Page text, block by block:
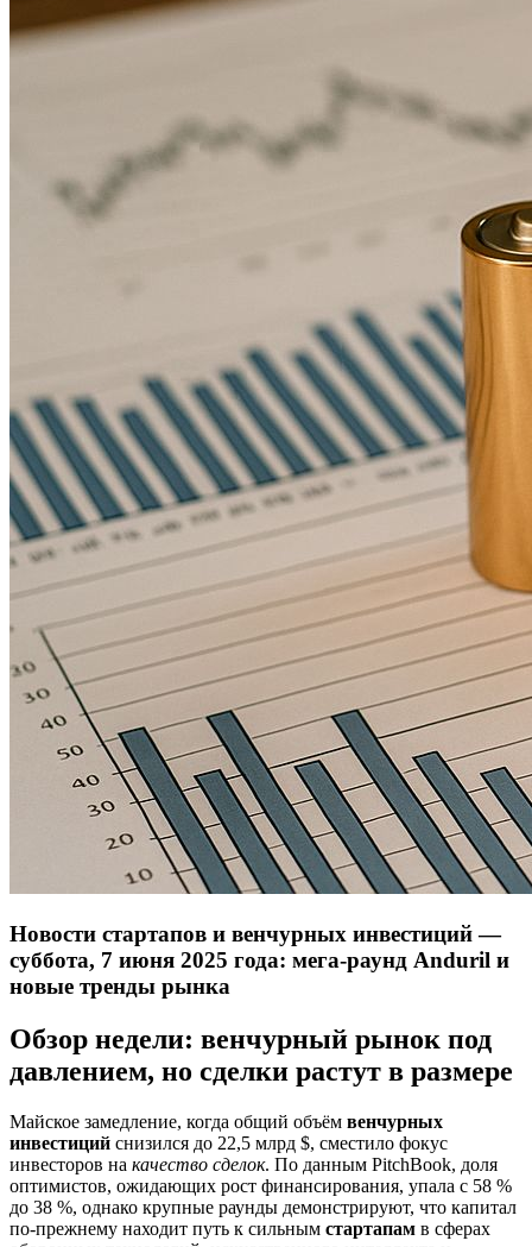
Новости стартапов и венчурных инвестиций —
суббота, 7 июня 2025 года: мега‑раунд Anduril и
новые тренды рынка
Обзор недели: венчурный рынок под
давлением, но сделки растут в размере
Майское замедление, когда общий объём венчурных
инвестиций снизился до 22,5 млрд $, сместило фокус
инвесторов на качество сделок. По данным PitchBook, доля
оптимистов, ожидающих рост финансирования, упала с 58 %
до 38 %, однако крупные раунды демонстрируют, что капитал
по‑прежнему находит путь к сильным стартапам в сферах